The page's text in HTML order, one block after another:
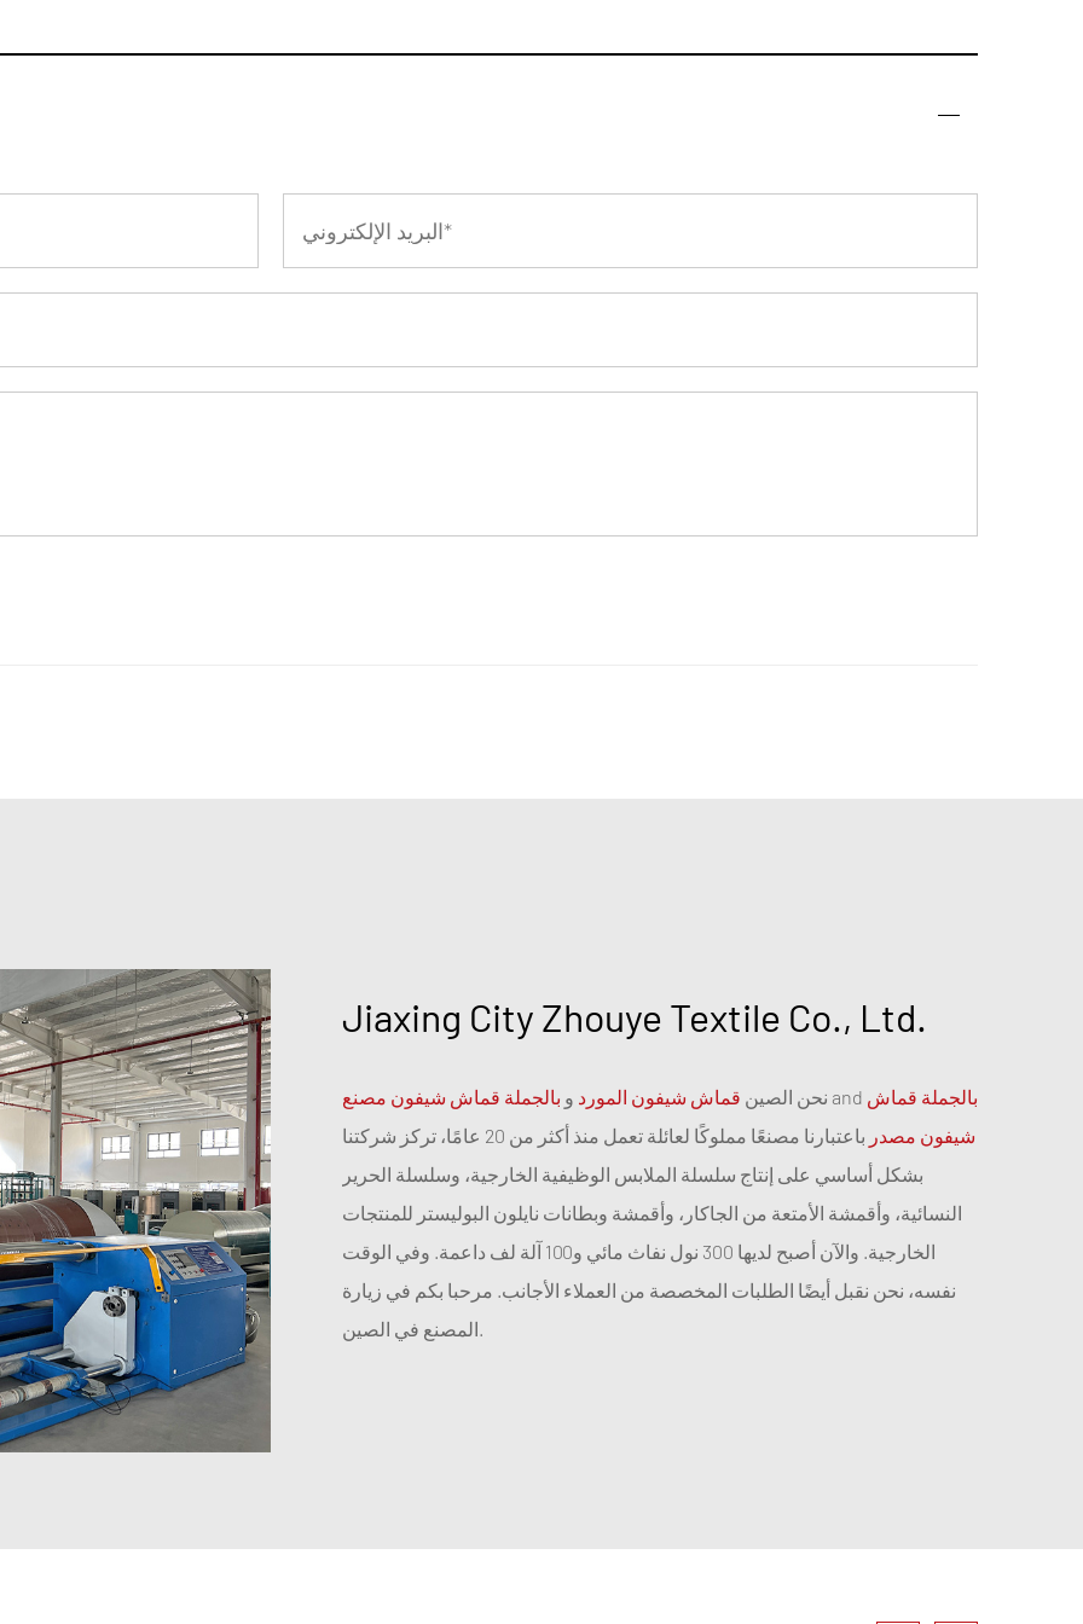
Jiaxing City Zhouye Textile Co., Ltd.
نحن الصين قماش شيفون المورد و بالجملة قماش شيفون مصنع and بالجملة قماش
شيفون مصدر
باعتبارنا مصنعًا مملوكًا لعائلة تعمل منذ أكثر من 20 عامًا، تركز شركتنا
بشكل أساسي على إنتاج سلسلة الملابس الوظيفية الخارجية، وسلسلة الحرير
النسائية، وأقمشة الأمتعة من الجاكار، وأقمشة وبطانات نايلون البوليستر للمنتجات
الخارجية. والآن أصبح لديها 300 نول نفاث مائي و100 آلة لف داعمة. وفي الوقت
نفسه، نحن نقبل أيضًا الطلبات المخصصة من العملاء الأجانب. مرحبا بكم في زيارة
المصنع في الصين.